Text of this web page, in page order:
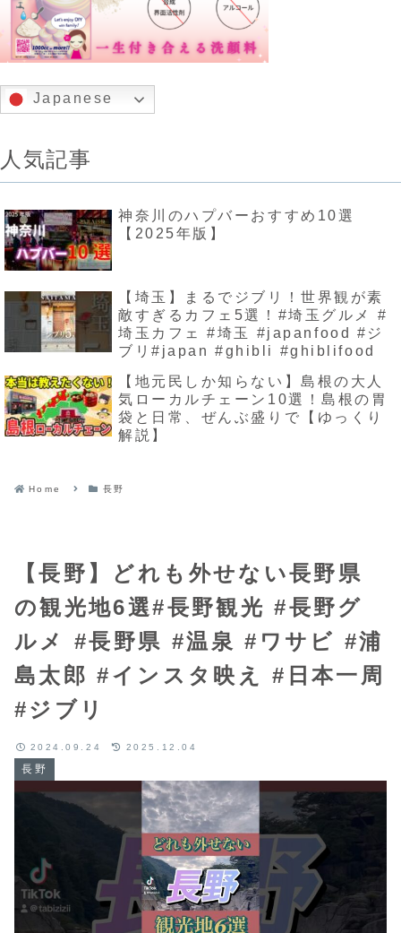
Japanese
人気記事
神奈川のハプバーおすすめ10選
【2025年版】
【埼玉】まるでジブリ！世界観が素
敵すぎるカフェ5選！#埼玉グルメ #
埼玉カフェ #埼玉 #japanfood #ジ
ブリ#japan #ghibli #ghiblifood
【地元民しか知らない】島根の大人
気ローカルチェーン10選！島根の胃
袋と日常、ぜんぶ盛りで【ゆっくり
解説】
Home 長野
【長野】どれも外せない長野県
の観光地6選#長野観光 #長野グ
ルメ #長野県 #温泉 #ワサビ #浦
島太郎 #インスタ映え #日本一周
#ジブリ
長野
2024.09.24 2025.12.04